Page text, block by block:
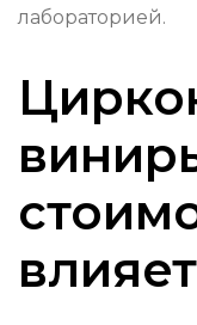
лабораторией.